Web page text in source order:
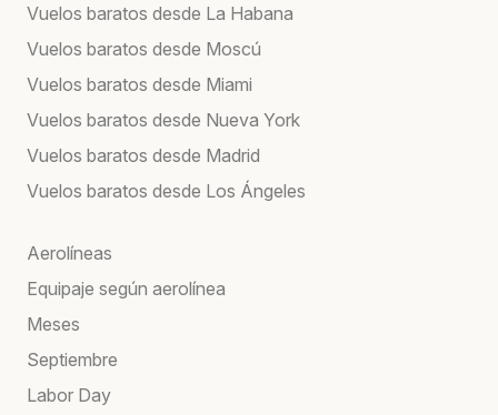
Vuelos baratos desde La Habana
Vuelos baratos desde Moscú
Vuelos baratos desde Miami
Vuelos baratos desde Nueva York
Vuelos baratos desde Madrid
Vuelos baratos desde Los Ángeles
Aerolíneas
Equipaje según aerolínea
Meses
Septiembre
Labor Day